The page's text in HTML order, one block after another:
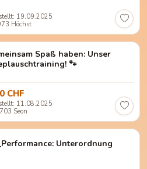
19.09.2025
Höchst
Spaß haben: Unser
🐾
CHF
11.08.2025
Seon
Unterordnung